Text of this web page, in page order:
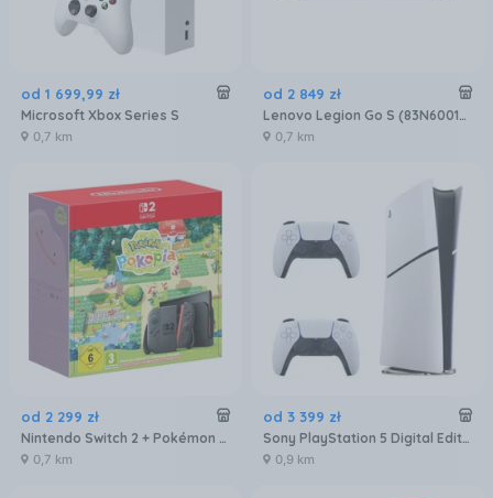
od 1 699,99 zł
Microsoft Xbox Series S
0,7 km
od 2 849 zł
Lenovo Legion Go S (83N60012PB)
0,7 km
od 2 299 zł
Nintendo Switch 2 + Pokémon Pokopia
0,7 km
od 3 399 zł
Sony PlayStation 5 Digital Edition Slim 1TB + dodatkowy pad DualSense Biały
0,9 km